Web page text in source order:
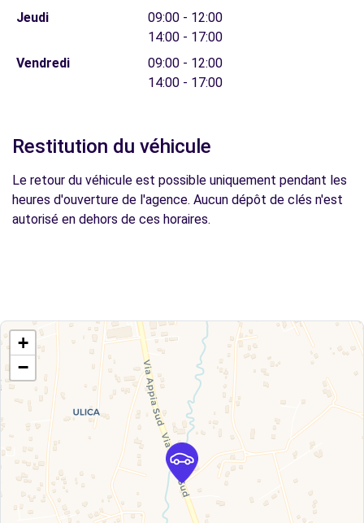
Jeudi
09:00 - 12:00
14:00 - 17:00
Vendredi
09:00 - 12:00
14:00 - 17:00
Restitution du véhicule
Le retour du véhicule est possible uniquement pendant les
heures d'ouverture de l'agence. Aucun dépôt de clés n'est
autorisé en dehors de ces horaires.
+
−